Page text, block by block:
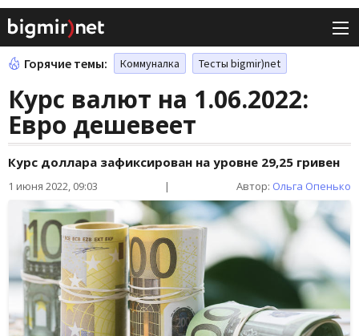
Горячие темы: Коммуналка Тесты bigmir)net
Курс валют на 1.06.2022:
Евро дешевеет
Курс доллара зафиксирован на уровне 29,25 гривен
1 июня 2022, 09:03 | Автор: Ольга Опенько